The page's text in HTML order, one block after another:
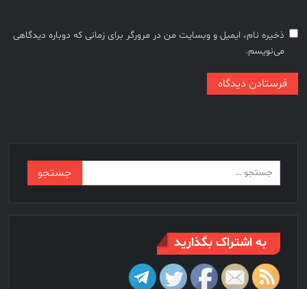
ذخیره نام، ایمیل و وبسایت من در مرورگر برای زمانی که دوباره دیدگاهی
می‌نویسم.
برای:
به اشتراک بگذارید